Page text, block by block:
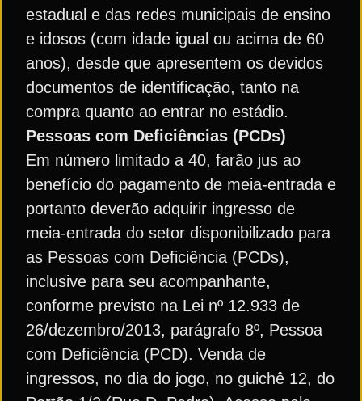
estadual e das redes municipais de ensino
e idosos (com idade igual ou acima de 60
anos), desde que apresentem os devidos
documentos de identificação, tanto na
compra quanto ao entrar no estádio.
Pessoas com Deficiências (PCDs)
Em número limitado a 40, farão jus ao
benefício do pagamento de meia-entrada e
portanto deverão adquirir ingresso de
meia-entrada do setor disponibilizado para
as Pessoas com Deficiência (PCDs),
inclusive para seu acompanhante,
conforme previsto na Lei nº 12.933 de
26/dezembro/2013, parágrafo 8º, Pessoa
com Deficiência (PCD). Venda de
ingressos, no dia do jogo, no guichê 12, do